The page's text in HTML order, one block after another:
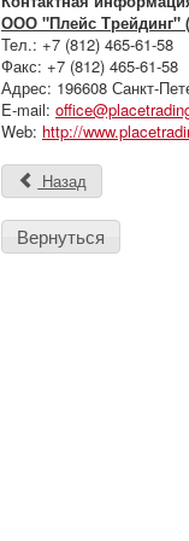
ООО "Плейс Трейдинг"
Тел.: +7 (812) 465-61-58
Факс: +7 (812) 465-61-58
Адрес: 196608 Санкт-
E-mail:
Web: http://
Назад
Вернуться